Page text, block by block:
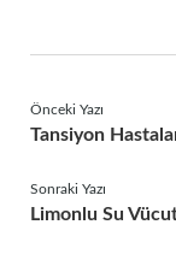
Önceki Yazı
Tansiyon
Sonraki Yazı
Limonlu Su